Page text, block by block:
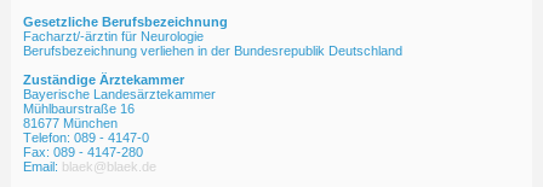
Gesetzliche Berufsbezeichnung
Facharzt/-ärztin für Neurologie
Berufsbezeichnung verliehen in der Bundesrepublik Deutschland
Zuständige Ärztekammer
Bayerische Landesärztekammer
Mühlbaurstraße 16
81677 München
Telefon: 089 - 4147-0
Fax: 089 - 4147-280
Email: blaek@blaek.de